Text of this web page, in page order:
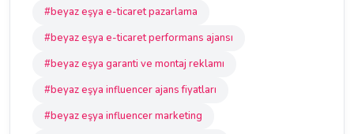
#beyaz eşya e-ticaret pazarlama
#beyaz eşya e-ticaret performans ajansı
#beyaz eşya garanti ve montaj reklamı
#beyaz eşya influencer ajans fiyatları
#beyaz eşya influencer marketing